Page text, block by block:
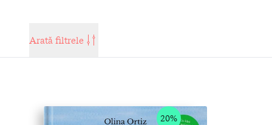
Arată filtrele
20%